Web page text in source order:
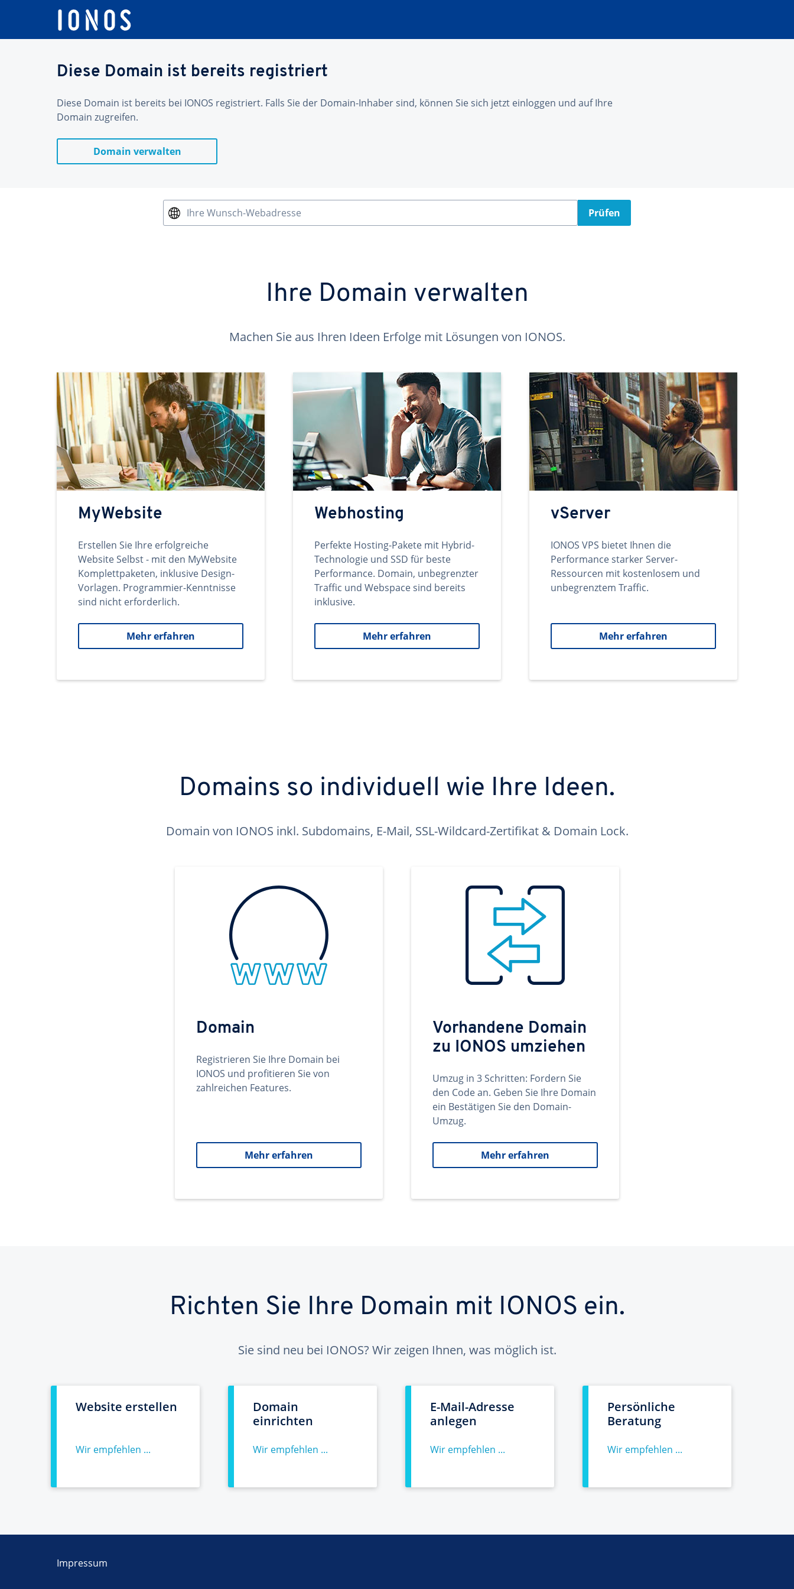
Diese Domain ist bereits registriert
Diese Domain ist bereits bei IONOS registriert. Falls Sie der Domain-Inhaber sind, können Sie sich jetzt einloggen und auf Ihre
Domain zugreifen.
Domain verwalten
Ihre Wunsch-Webadresse Prüfen
Ihre Domain verwalten
Machen Sie aus Ihren Ideen Erfolge mit Lösungen von IONOS.
MyWebsite
Erstellen Sie Ihre erfolgreiche
Website Selbst - mit den MyWebsite
Komplettpaketen, inklusive Design-
Vorlagen. Programmier-Kenntnisse
sind nicht erforderlich.
Mehr erfahren
Webhosting
Perfekte Hosting-Pakete mit Hybrid-
Technologie und SSD für beste
Performance. Domain, unbegrenzter
Traffic und Webspace sind bereits
inklusive.
Mehr erfahren
vServer
IONOS VPS bietet Ihnen die
Performance starker Server-
Ressourcen mit kostenlosem und
unbegrenztem Traffic.
Mehr erfahren
Domains so individuell wie Ihre Ideen.
Domain von IONOS inkl. Subdomains, E-Mail, SSL-Wildcard-Zertifikat & Domain Lock.
Domain
Registrieren Sie Ihre Domain bei
IONOS und profitieren Sie von
zahlreichen Features.
Mehr erfahren
Vorhandene Domain
zu IONOS umziehen
Umzug in 3 Schritten: Fordern Sie
den Code an. Geben Sie Ihre Domain
ein Bestätigen Sie den Domain-
Umzug.
Mehr erfahren
Richten Sie Ihre Domain mit IONOS ein.
Sie sind neu bei IONOS? Wir zeigen Ihnen, was möglich ist.
Website erstellen
Wir empfehlen ...
Domain
einrichten
Wir empfehlen ...
E-Mail-Adresse
anlegen
Wir empfehlen ...
Persönliche
Beratung
Wir empfehlen ...
Impressum